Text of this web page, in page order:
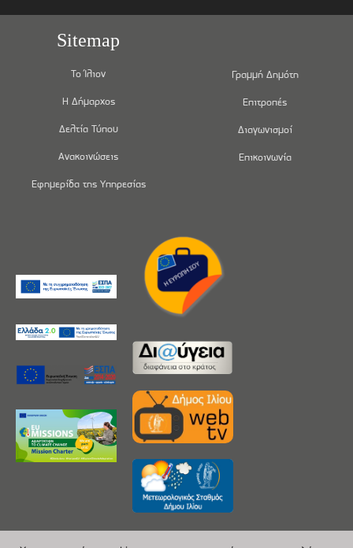
Sitemap
Το Ίλιον
Η Δήμαρχος
Δελτία Τύπου
Ανακοινώσεις
Εφημερίδα της Υπηρεσίας
Γραμμή Δημότη
Επιτροπές
Διαγωνισμοί
Επικοινωνία